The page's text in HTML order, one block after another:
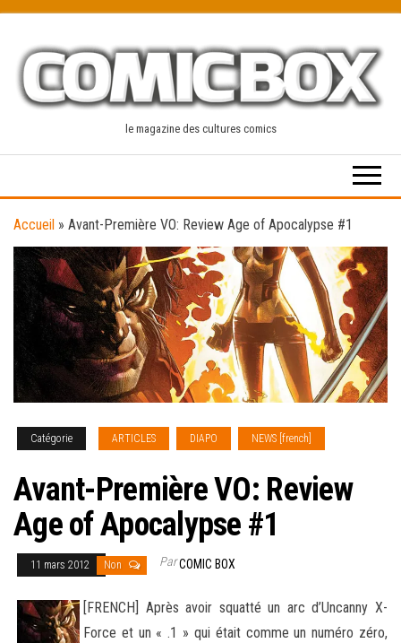
content
le magazine des cultures comics
Accueil » Avant-Première VO: Review Age of Apocalypse #1
Catégorie ARTICLES DIAPO NEWS [french]
Avant-Première VO: Review
Age of Apocalypse #1
11 mars 2012 Non ParCOMIC BOX
[FRENCH] Après avoir squatté un arc d’Uncanny X-
Force et un « .1 » qui était comme un numéro zéro,